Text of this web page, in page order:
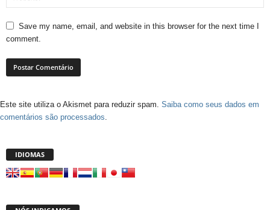
Save my name, email, and website in this browser for the next time I
comment.
Este site utiliza o Akismet para reduzir spam. Saiba como seus dados em
comentários são processados.
IDIOMAS